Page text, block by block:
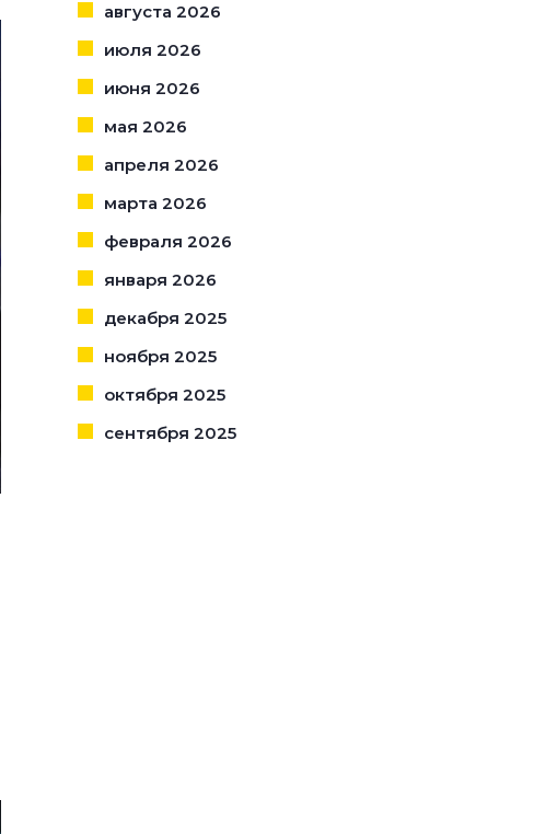
августа 2026
июля 2026
июня 2026
мая 2026
апреля 2026
марта 2026
февраля 2026
января 2026
декабря 2025
ноября 2025
октября 2025
сентября 2025